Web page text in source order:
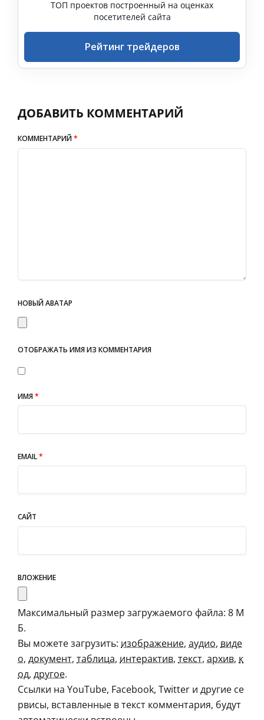
ТОП проектов построенный на оценках
посетителей сайта
Рейтинг трейдеров
ДОБАВИТЬ КОММЕНТАРИЙ
КОММЕНТАРИЙ*
НОВЫЙ АВАТАР
ОТОБРАЖАТЬ ИМЯ ИЗ КОММЕНТАРИЯ
ИМЯ*
EMAIL*
САЙТ
ВЛОЖЕНИЕ
Максимальный размер загружаемого файла: 8 М
Б.
Вы можете загрузить: изображение, аудио, виде
о, документ, таблица, интерактив, текст, архив, к
од, другое.
Ссылки на YouTube, Facebook, Twitter и другие се
рвисы, вставленные в текст комментария, будут